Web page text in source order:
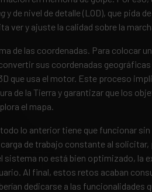
y de nivel de detalle (LOD), que pida
ver y ajuste la calidad sobre la
de las coordenadas. Para colocar
sus coordenadas
que usa el motor. Este proceso
de la Tierra y garantizar que los
el mapa.
lo anterior tiene que funcionar
de trabajo constante al solicitar,
sistema no está bien optimizado, la
Al final, estos retos acaban
dedicarse a las funcionalidades